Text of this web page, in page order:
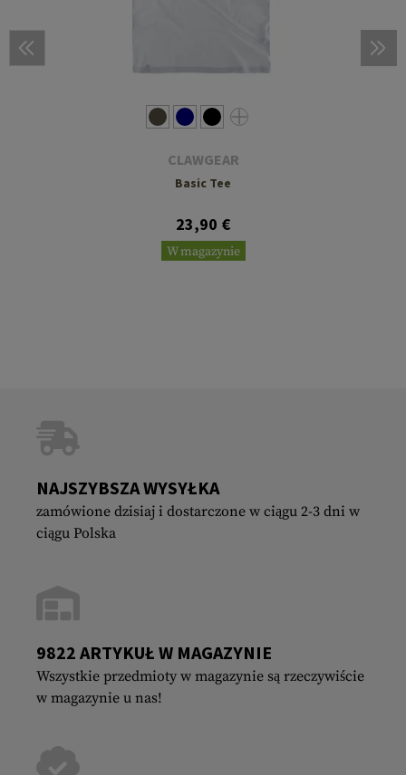
CLAWGEAR
Basic Tee
23,90 €
W magazynie
NAJSZYBSZA WYSYŁKA
zamówione dzisiaj i dostarczone w ciągu 2-3 dni w
ciągu Polska
9822 ARTYKUŁ W MAGAZYNIE
Wszystkie przedmioty w magazynie są rzeczywiście
w magazynie u nas!